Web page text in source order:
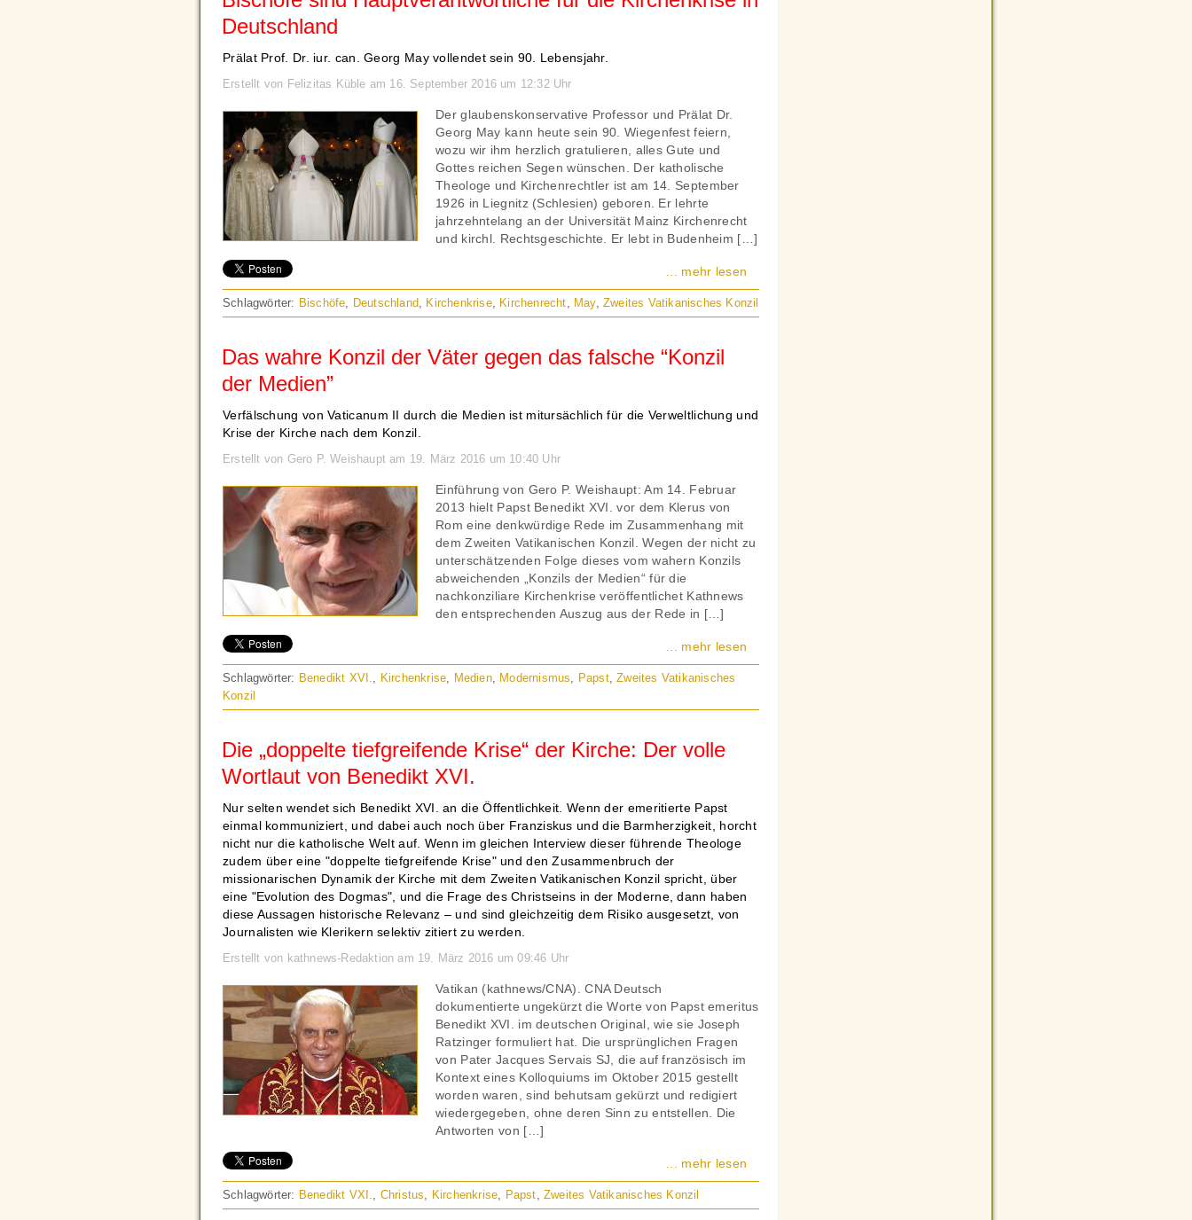
Deutschland
Prälat Prof. Dr. iur. can. Georg May vollendet sein 90. Lebensjahr.
Erstellt von Felizitas Küble am 16. September 2016 um 12:32 Uhr
Der glaubenskonservative Professor und Prälat Dr.
Georg May kann heute sein 90. Wiegenfest feiern,
wozu wir ihm herzlich gratulieren, alles Gute und
Gottes reichen Segen wünschen. Der katholische
Theologe und Kirchenrechtler ist am 14. September
1926 in Liegnitz (Schlesien) geboren. Er lehrte
jahrzehntelang an der Universität Mainz Kirchenrecht
und kirchl. Rechtsgeschichte. Er lebt in Budenheim […]
... mehr lesen
Schlagwörter: Bischöfe, Deutschland, Kirchenkrise, Kirchenrecht, May,Zweites Vatikanisches Konzil
Das wahre Konzil der Väter gegen das falsche “Konzil
der Medien”
Verfälschung von Vaticanum II durch die Medien ist mitursächlich für die Verweltlichung und
Krise der Kirche nach dem Konzil.
Erstellt von Gero P. Weishaupt am 19. März 2016 um 10:40 Uhr
Einführung von Gero P. Weishaupt: Am 14. Februar
2013 hielt Papst Benedikt XVI. vor dem Klerus von
Rom eine denkwürdige Rede im Zusammenhang mit
dem Zweiten Vatikanischen Konzil. Wegen der nicht zu
unterschätzenden Folge dieses vom wahern Konzils
abweichenden „Konzils der Medien“ für die
nachkonziliare Kirchenkrise veröffentlichet Kathnews
den entsprechenden Auszug aus der Rede in […]
... mehr lesen
Schlagwörter: Benedikt XVI., Kirchenkrise, Medien, Modernismus, Papst,Zweites Vatikanisches
Konzil
Die „doppelte tiefgreifende Krise“ der Kirche: Der volle
Wortlaut von Benedikt XVI.
Nur selten wendet sich Benedikt XVI. an die Öffentlichkeit. Wenn der emeritierte Papst
einmal kommuniziert, und dabei auch noch über Franziskus und die Barmherzigkeit, horcht
nicht nur die katholische Welt auf. Wenn im gleichen Interview dieser führende Theologe
zudem über eine "doppelte tiefgreifende Krise" und den Zusammenbruch der
missionarischen Dynamik der Kirche mit dem Zweiten Vatikanischen Konzil spricht, über
eine "Evolution des Dogmas", und die Frage des Christseins in der Moderne, dann haben
diese Aussagen historische Relevanz – und sind gleichzeitig dem Risiko ausgesetzt, von
Journalisten wie Klerikern selektiv zitiert zu werden.
Erstellt von kathnews-Redaktion am 19. März 2016 um 09:46 Uhr
Vatikan (kathnews/CNA). CNA Deutsch
dokumentierte ungekürzt die Worte von Papst emeritus
Benedikt XVI. im deutschen Original, wie sie Joseph
Ratzinger formuliert hat. Die ursprünglichen Fragen
von Pater Jacques Servais SJ, die auf französisch im
Kontext eines Kolloquiums im Oktober 2015 gestellt
worden waren, sind behutsam gekürzt und redigiert
wiedergegeben, ohne deren Sinn zu entstellen. Die
Antworten von […]
... mehr lesen
Schlagwörter: Benedikt VXI., Christus, Kirchenkrise, Papst,Zweites Vatikanisches Konzil